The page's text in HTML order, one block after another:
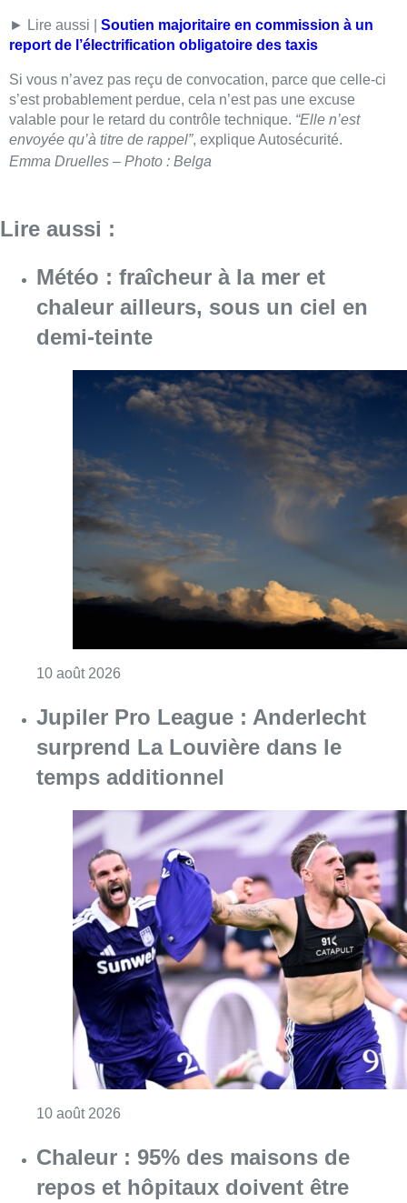
► Lire aussi |
Soutien majoritaire en commission à un
report de l’électrification obligatoire des taxis
Si vous n’avez pas reçu de convocation, parce que celle-ci
s’est probablement perdue, cela n’est pas une excuse
valable pour le retard du contrôle technique. “Elle n’est
envoyée qu’à titre de rappel”, explique Autosécurité.
Emma Druelles – Photo : Belga
Lire aussi :
Météo : fraîcheur à la mer et
chaleur ailleurs, sous un ciel en
demi-teinte
10 août 2026
Jupiler Pro League : Anderlecht
surprend La Louvière dans le
temps additionnel
10 août 2026
Chaleur : 95% des maisons de
repos et hôpitaux doivent être